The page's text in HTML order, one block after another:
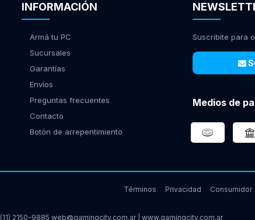
INFORMACIÓN
Armá tu PC
Sucursales
Garantías
Envíos
Preguntas frecuentes
Contacto
Botón de arrepentimiento
Suscribite para
Medios de
Términos Privacidad Consumidor
(11) 2150-9885 web@gamingcity.com.ar www.gamingcity.com.ar